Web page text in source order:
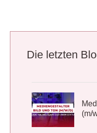
Die letzten
(m/